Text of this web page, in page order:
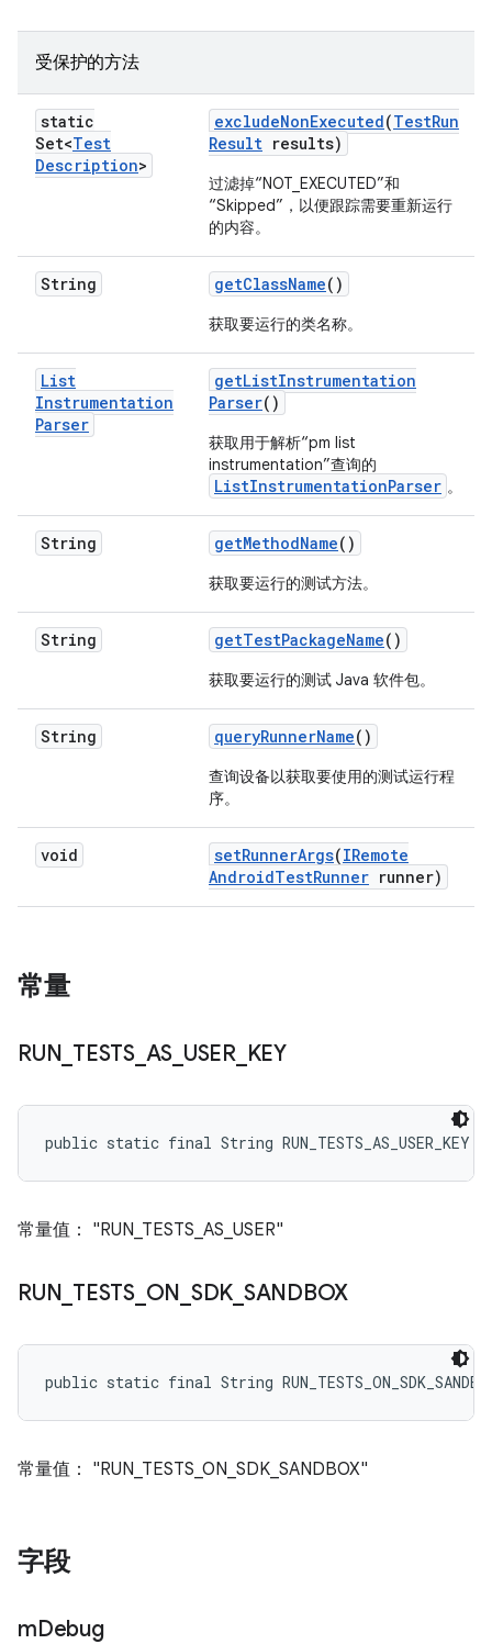
受保护的方法
static
Set<Test
Description>
excludeNonExecuted(TestRun
Result results)
过滤掉“NOT_EXECUTED”和
“Skipped”，以便跟踪需要重新运行
的内容。
String getClassName()
获取要运行的类名称。
List
Instrumentation
Parser
getListInstrumentation
Parser()
获取用于解析“pm list
instrumentation”查询的
ListInstrumentationParser 。
String getMethodName()
获取要运行的测试方法。
String getTestPackageName()
获取要运行的测试 Java 软件包。
String queryRunnerName()
查询设备以获取要使用的测试运行程
序。
void setRunnerArgs(IRemote
AndroidTestRunner runner)
常量
RUN TESTS_ AS USER_ KEY
public static final String RUN_TESTS_AS_USER_KEY
常量值： "RUN_TESTS_AS_USER"
RUN TESTS_ ON SDK SANDBOX
public static final String
常量值： "RUN_TESTS_ON_SDK_SANDBOX"
字段
mDebug